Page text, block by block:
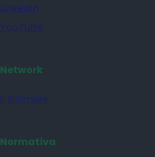
Linkedin
YouTube
Network
il Giornale
Normativa